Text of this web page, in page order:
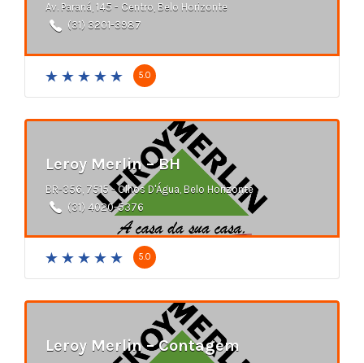
Av. Paraná, 145 - Centro, Belo Horizonte
(31) 3201-3987
5.0
Leroy Merlin – BH
BR-356, 7515 - Olhos D'Água, Belo Horizonte
(31) 4020-5376
5.0
Leroy Merlin – Contagem